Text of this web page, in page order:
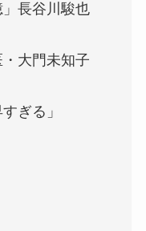
長谷川駿也
大門未知子
ぎる」